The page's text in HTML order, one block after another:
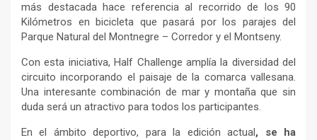
más destacada hace referencia al recorrido de los 90
Kilómetros en bicicleta que pasará por los parajes del
Parque Natural del Montnegre – Corredor y el Montseny.
Con esta iniciativa, Half Challenge amplía la diversidad del
circuito incorporando el paisaje de la comarca vallesana.
Una interesante combinación de mar y montaña que sin
duda será un atractivo para todos los participantes.
En el ámbito deportivo, para la edición actual, se ha